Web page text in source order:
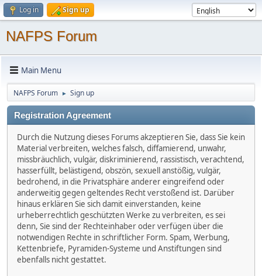
Log in Sign up
NAFPS Forum
Main Menu
NAFPS Forum ► Sign up
Registration Agreement
Durch die Nutzung dieses Forums akzeptieren Sie, dass Sie kein
Material verbreiten, welches falsch, diffamierend, unwahr,
missbräuchlich, vulgär, diskriminierend, rassistisch, verachtend,
hasserfüllt, belästigend, obszön, sexuell anstößig, vulgär,
bedrohend, in die Privatsphäre anderer eingreifend oder
anderweitig gegen geltendes Recht verstoßend ist. Darüber
hinaus erklären Sie sich damit einverstanden, keine
urheberrechtlich geschützten Werke zu verbreiten, es sei
denn, Sie sind der Rechteinhaber oder verfügen über die
notwendigen Rechte in schriftlicher Form. Spam, Werbung,
Kettenbriefe, Pyramiden-Systeme und Anstiftungen sind
ebenfalls nicht gestattet.